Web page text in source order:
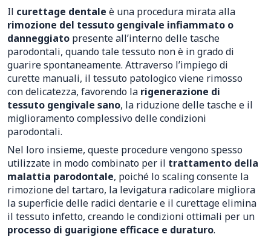
Il curettage dentale è una procedura mirata alla
rimozione del tessuto gengivale infiammato o
danneggiato presente all’interno delle tasche
parodontali, quando tale tessuto non è in grado di
guarire spontaneamente. Attraverso l’impiego di
curette manuali, il tessuto patologico viene rimosso
con delicatezza, favorendo la rigenerazione di
tessuto gengivale sano, la riduzione delle tasche e il
miglioramento complessivo delle condizioni
parodontali.
Nel loro insieme, queste procedure vengono spesso
utilizzate in modo combinato per il trattamento della
malattia parodontale, poiché lo scaling consente la
rimozione del tartaro, la levigatura radicolare migliora
la superficie delle radici dentarie e il curettage elimina
il tessuto infetto, creando le condizioni ottimali per un
processo di guarigione efficace e duraturo.